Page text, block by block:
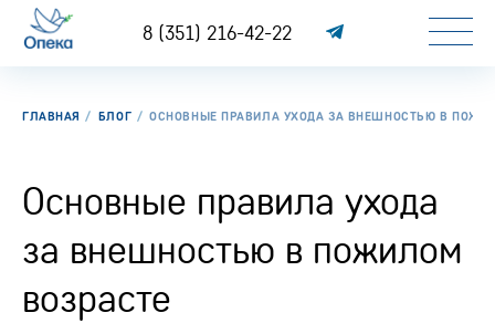
8 (351) 216-42-22
ГЛАВНАЯ БЛОГ ОСНОВНЫЕ ПРАВИЛА УХОДА ЗА ВНЕШНОСТЬЮ В
Основные правила ухода
за внешностью в пожилом
возрасте